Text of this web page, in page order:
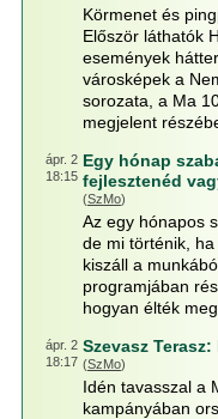
Körmenet és
Először láthatók
események
városképek a
sorozata, a Ma
megjelent
ápr. 2
18:15
Egy hónap
fejlesztenéd
(SzMo)
Az egy hónapos
de mi történik,
kiszáll a
programjában
hogyan élték
ápr. 2
18:17
Szevasz
(SzMo)
Idén tavasszal a
kampányában